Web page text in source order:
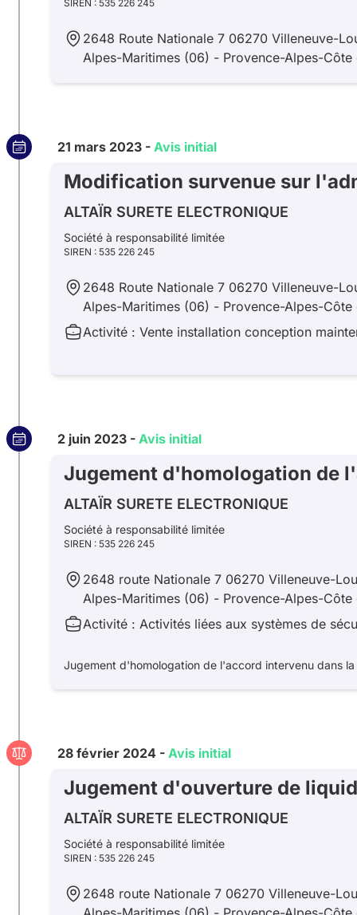
SIREN : 535 226 245
2648 Route Nationale 7 06270 Villeneuve-
Alpes-Maritimes (06) - Provence-Alpes-Côte
21 mars 2023 - Avis initial
Modification survenue sur
ALTAÏR SURETE ELECTRONIQUE
Société à responsabilité limitée
SIREN : 535 226 245
2648 Route Nationale 7 06270 Villeneuve-
Alpes-Maritimes (06) - Provence-Alpes-Côte
Activité : Vente installation conception
2 juin 2023 - Avis initial
Jugement d'homologation de
ALTAÏR SURETE ELECTRONIQUE
Société à responsabilité limitée
SIREN : 535 226 245
2648 route Nationale 7 06270 Villeneuve-
Alpes-Maritimes (06) - Provence-Alpes-Côte
Activité : Activités liées aux systèmes de
Jugement d'homologation de l'accord intervenu dans
28 février 2024 - Avis initial
Jugement d'ouverture de
ALTAÏR SURETE ELECTRONIQUE
Société à responsabilité limitée
SIREN : 535 226 245
2648 route Nationale 7 06270 Villeneuve-